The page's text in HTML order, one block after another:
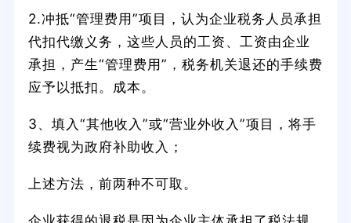
2.冲抵“管理费用”项目，认为企业税务人员承担
代扣代缴义务，这些人员的工资、工资由企业
承担，产生“管理费用”，税务机关退还的手续费
应予以抵扣。成本。
3、填入“其他收入”或“营业外收入”项目，将手
续费视为政府补助收入；
上述方法，前两种不可取。